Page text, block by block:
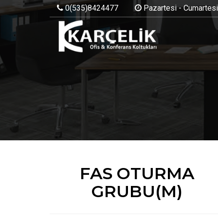
0(535)8424477 Pazartesi -
FAS OTURMA
GRUBU(M)